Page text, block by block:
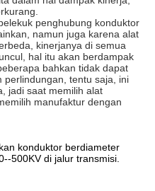
penghubung konduktor
namun juga karena alat
kinerjanya di semua
hal itu akan berdampak
bahkan tidak dapat
perlindungan, tentu saja, ini
jadi saat memilih alat
manufaktur dengan
konduktor berdiameter
500KV di jalur transmisi.